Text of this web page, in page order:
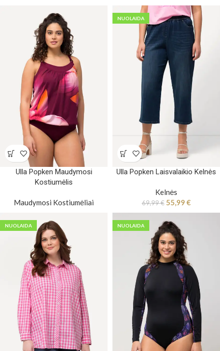
Ulla Popken Maudymosi
Kostiumėlis
Maudymosi Kostiumėliai
NUOLAIDA
Ulla Popken Laisvalaikio Kelnės
Kelnės
69,99€ 55,99 €
NUOLAIDA NUOLAIDA